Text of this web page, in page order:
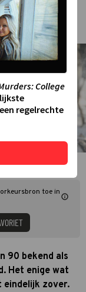
·
toe in
90 bekend als
Het enige wat
eindelijk zover.
College
regelrechte